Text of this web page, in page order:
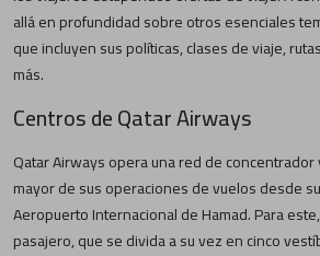
allá en profundidad sobre otros esenciales
que incluyen sus políticas, clases de viaje,
más.
Centros de Qatar Airways
Qatar Airways opera una red de
mayor de sus operaciones de vuelos desde
Aeropuerto Internacional de Hamad. Para
pasajero, que se divida a su vez en cinco